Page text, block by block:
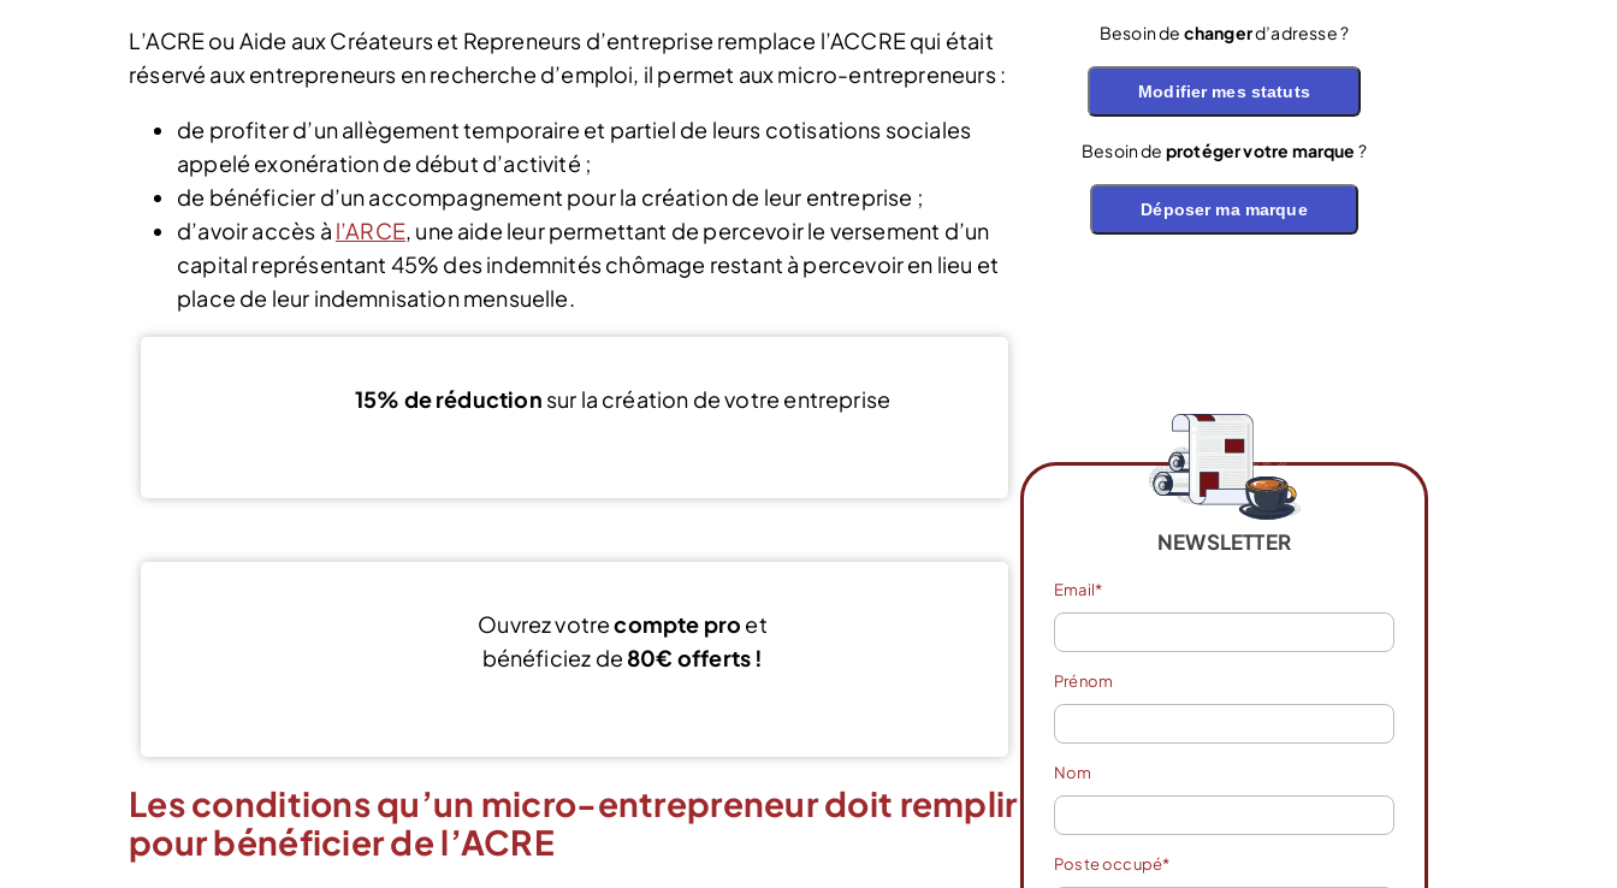
L’ACRE ou Aide aux Créateurs et Repreneurs d’entreprise remplace l’ACCRE qui était
réservé aux entrepreneurs en recherche d’emploi, il permet aux micro-entrepreneurs :
de profiter d’un allègement temporaire et partiel de leurs cotisations sociales
appelé exonération de début d’activité ;
de bénéficier d’un accompagnement pour la création de leur entreprise ;
d’avoir accès à l’ARCE, une aide leur permettant de percevoir le versement d’un
capital représentant 45% des indemnités chômage restant à percevoir en lieu et
place de leur indemnisation mensuelle.
15% de réduction sur la création de votre entreprise
Ouvrez votrecompte pro et
bénéficiez de 80€ offerts !
Les conditions qu’un micro-entrepreneur doit remplir
pour bénéficier de l’ACRE
Besoin de changerd’adresse ?
Modifier mes statuts
Besoin de protéger votre marque ?
Déposer ma marque
NEWSLETTER
Email*
Prénom
Nom
Poste occupé*